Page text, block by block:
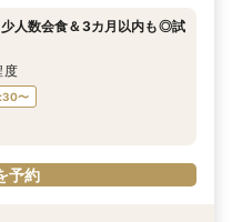
少人数会食＆3カ月以内も◎試
度
〜
予約